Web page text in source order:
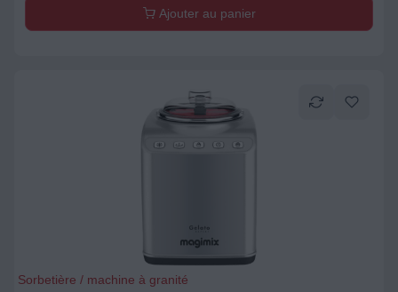
Ajouter au panier
Sorbetière / machine à granité